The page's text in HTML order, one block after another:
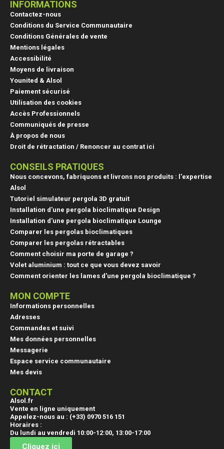
(43
INFORMATIONS
Contactez-nous
Conditions du Service Communautaire
Conditions Générales de vente
Mentions légales
Accessibilité
Moyens de livraison
Younited & Alsol
Paiement sécurisé
Utilisation des cookies
Accès Professionnels
Communiqués de presse
À propos de nous
Droit de rétractation / Renoncer au contrat ici
CONSEILS PRATIQUES
Nous concevons, fabriquons et livrons nos produits : l'expertise
Alsol
Tutoriel simulateur pergola 3D gratuit
Installation d'une pergola bioclimatique Design
Installation d'une pergola bioclimatique Lounge
Comparer les pergolas bioclimatiques
Comparer les pergolas rétractables
Comment choisir ma porte de garage ?
Volet aluminium : tout ce que vous devez savoir
Comment orienter les lames d’une pergola bioclimatique ?
MON COMPTE
Informations personnelles
Adresses
Commandes et suivi
Mes données personnelles
Messagerie
Espace service communautaire
Mes devis
CONTACT
Alsol.fr
Vente en ligne uniquement
Appelez-nous au : (+33) 0970 516 151
Horaires :
Du lundi au vendredi 10:00-12:00, 13:00-17:00
Cliquez ici